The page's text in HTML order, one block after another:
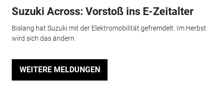
Suzuki Across: Vorstoß ins E-Zeitalter
Bislang hat Suzuki mit der Elektromobilität gefremdelt. Im Herbst
wird sich das ändern.
WEITERE MELDUNGEN